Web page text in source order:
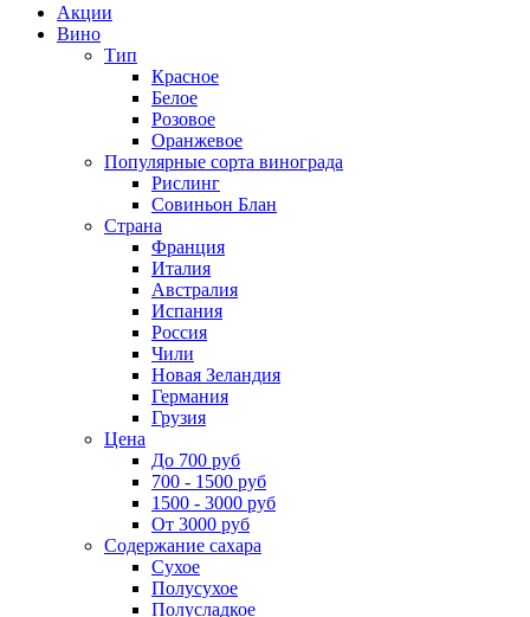
Акции
Вино
Тип
Красное
Белое
Розовое
Оранжевое
Популярные сорта винограда
Рислинг
Совиньон Блан
Страна
Франция
Италия
Австралия
Испания
Россия
Чили
Новая Зеландия
Германия
Грузия
Цена
До 700 руб
700 - 1500 руб
1500 - 3000 руб
От 3000 руб
Содержание сахара
Сухое
Полусухое
Полусладкое